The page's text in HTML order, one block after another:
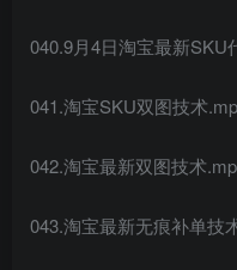
040.9月4日淘宝最新SKU
041.淘宝SKU双图技术
042.淘宝最新双图技术
043.淘宝最新无痕补单技